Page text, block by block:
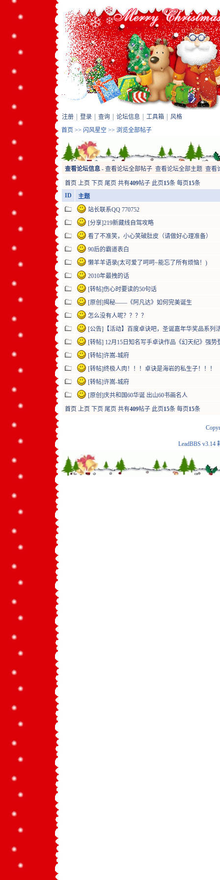
注册 登录 查询 论坛信息 工具箱
风格
首页 >> 闪风星空 >> 浏览全部帖子
查看论坛信息 - 查看论坛全部帖子 查看论坛全部主题 查看
首页 上页 下页 尾页 共有409帖子 此页15条 每页15条
ID
主题
站长联系QQ 770752
[分享]219新藏线自驾攻略
看了不准笑，小心笑破肚皮（请做好心理准备）
90后的霸道表白
懒羊羊语录(太可爱了呵呵~能忘了所有烦恼！)
2010年最拽的话
[转帖]伤心时要读的50句话
[原创]揭秘——《阿凡达》如何完美诞生
怎么没有人呢？？？？
[公告]【活动】百度卓诀吧，圣诞嘉年华奖品系列
[转帖] 12月15日知名写手卓诀作品《幻天纪》强势
[转帖]许嵩-城府
[转帖]终极人肉！！！卓诀是海岩的私生子！！！
[转帖]许嵩-城府
[原创]庆共和国60华诞 出山60书画名人
首页 上页 下页 尾页 共有409帖子 此页15条 每页15条
LeadBBS v3.14